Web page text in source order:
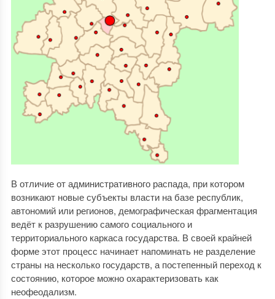
В отличие от административного распада, при котором
возникают новые субъекты власти на базе республик,
автономий или регионов, демографическая фрагментация
ведёт к разрушению самого социального и
территориального каркаса государства. В своей крайней
форме этот процесс начинает напоминать не разделение
страны на несколько государств, а постепенный переход к
состоянию, которое можно охарактеризовать как
неофеодализм.